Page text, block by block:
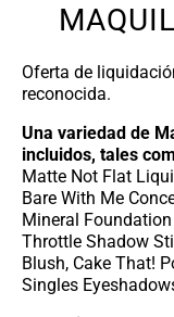
Oferta de
reconocida.
Una variedad de
incluidos, tales
Matte Not Flat
Bare With Me
Mineral
Throttle Shadow
Blush, Cake That!
Singles